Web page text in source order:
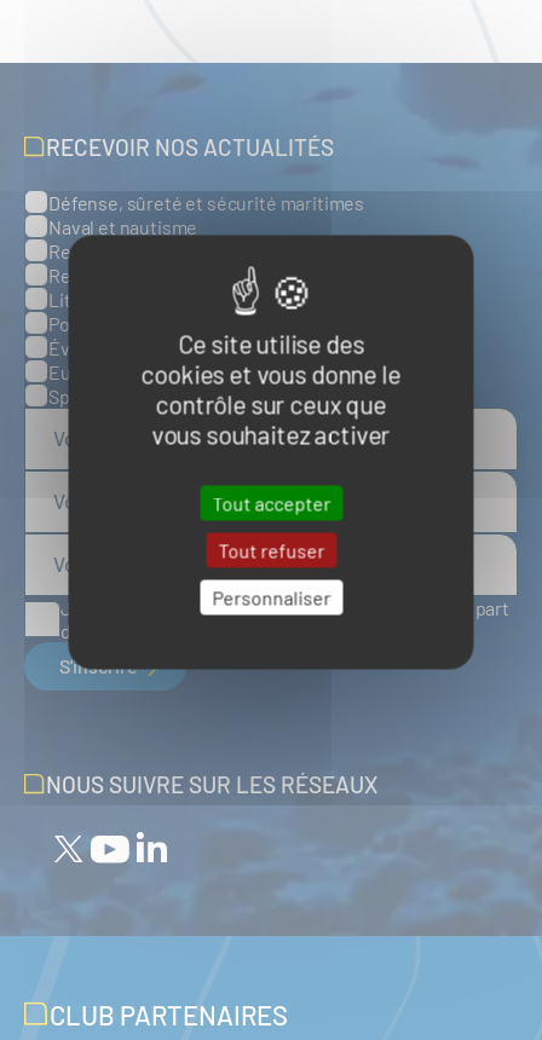
Ce site utilise des
cookies et vous donne le
contrôle sur ceux que
vous souhaitez activer
Tout accepter
Tout refuser
Personnaliser
RECEVOIR NOS ACTUALITÉS
Catégories
Défense, sûreté et sécurité maritimes
Naval et nautisme
Ressources énergétiques et minérales marines
Ressources biologiques marines
Littoral et environnement marins
Ports, infrastructures et logistique
Évènements
Europe
Spatial
J'accepte de recevoir des articles d'actualité de la part
du Pôle Mer Bretagne Atlantique
S'inscrire
NOUS SUIVRE SUR LES RÉSEAUX
CLUB PARTENAIRES